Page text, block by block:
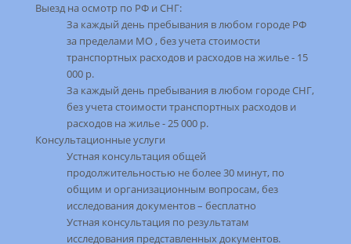
Выезд на осмотр по РФ и СНГ:
За каждый день пребывания в любом городе РФ
за пределами МО , без учета стоимости
транспортных расходов и расходов на жилье - 15
000 р.
За каждый день пребывания в любом городе СНГ,
без учета стоимости транспортных расходов и
расходов на жилье - 25 000 р.
Консультационные услуги
Устная консультация общей
продолжительностью не более 30 минут, по
общим и организационным вопросам, без
исследования документов – бесплатно
Устная консультация по результатам
исследования представленных документов.